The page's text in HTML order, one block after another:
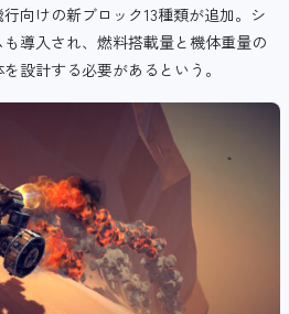
向けの新ブロック13種類が追加。 シ
導入され、燃料搭載量と機体重量の
設計する必要があるという。